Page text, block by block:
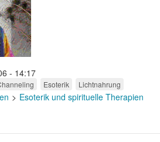
- 14:17
Esoterik Lichtnahrung
Esoterik und spirituelle Therapien